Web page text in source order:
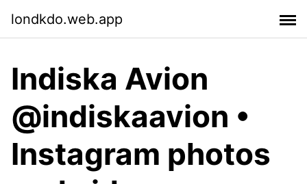
londkdo.web.app
Indiska Avion
@indiskaavion •
Instagram photos